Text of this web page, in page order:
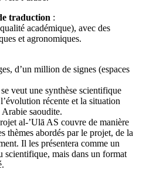
traduction :
académique), avec des
et agronomiques.
d’un million de signes (espaces
veut une synthèse scientifique
récente et la situation
Arabie saoudite.
al-’Ulā AS couvre de manière
thèmes abordés par le projet, de la
Il les présentera comme un
scientifique, mais dans un format